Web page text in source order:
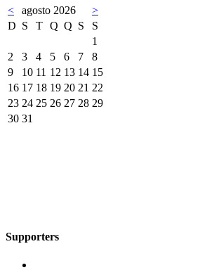
< agosto 2026
>
D S T Q Q S
S
1
2
3 4 5 6 7
8
9
10 11 12 13 14 15
16 17 18 19 20 21 22
23 24 25 26 27 28 29
30 31
Supporters